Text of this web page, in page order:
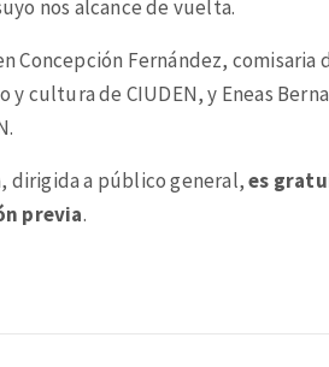
nos alcance de vuelta.
Concepción Fernández, comisaria
y cultura de CIUDEN, y Eneas
dirigida a público general,es
previa.